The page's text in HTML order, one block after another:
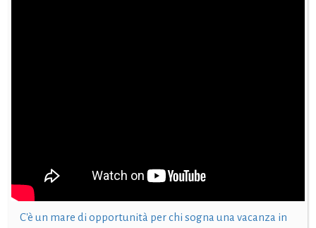
C'è un mare di opportunità per chi sogna una vacanza in